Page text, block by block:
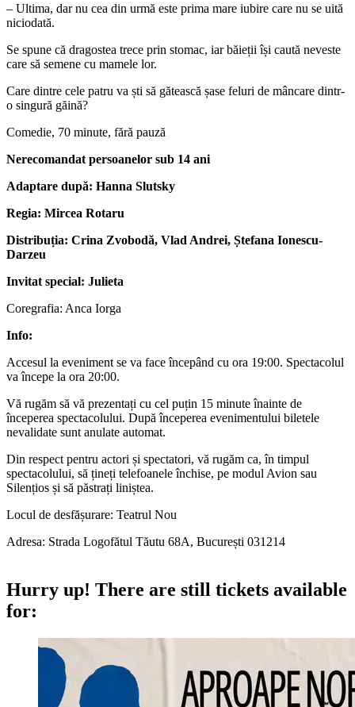
– Ultima, dar nu cea din urmă este prima mare iubire care nu se uită
niciodată.
Se spune că dragostea trece prin stomac, iar băieții își caută neveste
care să semene cu mamele lor.
Care dintre cele patru va ști să gătească șase feluri de mâncare dintr-
o singură găină?
Comedie, 70 minute, fără pauză
Nerecomandat persoanelor sub 14 ani
Adaptare după: Hanna Slutsky
Regia: Mircea Rotaru
Distribuția: Crina Zvobodă, Vlad Andrei, Ștefana Ionescu-
Darzeu
Invitat special: Julieta
Coregrafia: Anca Iorga
Info:
Accesul la eveniment se va face începând cu ora 19:00. Spectacolul
va începe la ora 20:00.
Vă rugăm să vă prezentați cu cel puțin 15 minute înainte de
începerea spectacolului. După începerea evenimentului biletele
nevalidate sunt anulate automat.
Din respect pentru actori și spectatori, vă rugăm ca, în timpul
spectacolului, să țineți telefoanele închise, pe modul Avion sau
Silențios și să păstrați liniștea.
Locul de desfășurare: Teatrul Nou
Adresa: Strada Logofătul Tăutu 68A, București 031214
Hurry up! There are still tickets available
for: